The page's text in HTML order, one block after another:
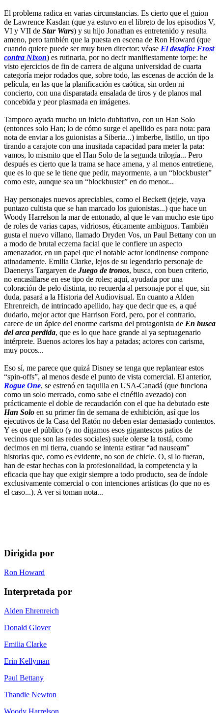
El problema radica en varias circunstancias. Es cierto que el guion
de Lawrence Kasdan (que ya estuvo en el libreto de los episodios V,
VI y VII de Star Wars) y su hijo Jonathan es entretenido y resulta
ameno, pero también que la puesta en escena de Ron Howard (que
cuando quiere puede ser muy buen director: véase El desafío: Frost
contra Nixon) es rutinaria, por no decir manifiestamente torpe: he
visto ejercicios de fin de carrera de alguna universidad de cuarta
categoría mejor rodados que, sobre todo, las escenas de acción de la
película, en las que la planificación es caótica, sin orden ni
concierto, con una disparatada ensalada de tiros y de planos mal
concebida y peor plasmada en imágenes.
Tampoco ayuda mucho un inicio dubitativo, con un Han Solo
(entonces solo Han; lo de cómo surge el apellido es para nota: para
nota de enviar a los guionistas a Siberia...) imberbe, listillo, un tipo
tirando a carajote con una inusitada capacidad para meter la pata:
vamos, lo mismito que el Han Solo de la segunda trilogía... Pero
después es cierto que la trama se hace amena, y al menos entretiene,
que es lo que se le tiene que pedir, mayormente, a un “blockbuster”
como este, aunque sea un “blockbuster” en do menor...
Hay personajes nuevos apreciables, como el Beckett (jejeje, vaya
puntazo cultista que se han marcado los guionistas...) que hace un
Woody Harrelson la mar de entonado, al que le van mucho este tipo
de roles de varias capas, vidriosos, éticamente ambiguos. También
gusta el nuevo villano, llamado Dryden Vos, un Paul Bettany con un
a modo de brutal eczema facial que le confiere un aspecto
amenazador, en un papel que el notable actor londinense compone
atinadamente. Emilia Clarke, lejos de su legendario personaje de
Daenerys Targaryen de Juego de tronos, busca, con buen criterio,
no encasillarse en ese tipo de roles; aquí, ayudada por una
coloración de pelo distinta, no recuerda al personaje por el que, sin
duda, pasará a la Historia del Audiovisual. En cuanto a Alden
Ehrenreich, de intrincado apellido, hay que decir que es, a qué
dudarlo, mejor actor que Harrison Ford, pero, por el contrario,
carece de un ápice del enorme carisma del protagonista de En busca
del arca perdida, que es lo que hace grande al ya septuagenario
intérprete. Buenos actores los hay a patadas; actores con carisma,
muy pocos...
Eso sí, me parece que quizá Disney se tenga que replantear estos
“spin-offs”, al menos desde el punto de vista comercial. El anterior,
Rogue One, se estrenó en taquilla en USA-Canadá (que funciona
como un solo mercado, como sabe el cinéfilo avezado) con
prácticamente el doble de recaudación con el que ha debutado este
Han Solo en su primer fin de semana de exhibición, así que los
ejecutivos de la Casa del Ratón no deben estar demasiado contentos.
Y es que el público (y no digamos esos gigantescos patios de
vecinos que son las redes sociales) suele olerse la tostá, como
decimos en mi tierra, cuando se intenta estirar “ad nauseam”
historias que, como es evidente, no son de chicle. O, si lo fueran,
han de estar hechas con la profesionalidad, la competencia y la
eficacia que hay que exigir siempre a todo producto, sea de índole
exclusivamente comercial o con intenciones artísticas (lo que no es
el caso...). A ver si toman nota...
Dirigida por
Ron Howard
Interpretada por
Alden Ehrenreich
Donald Glover
Emilia Clarke
Erin Kellyman
Paul Bettany
Thandie Newton
Woody Harrelson